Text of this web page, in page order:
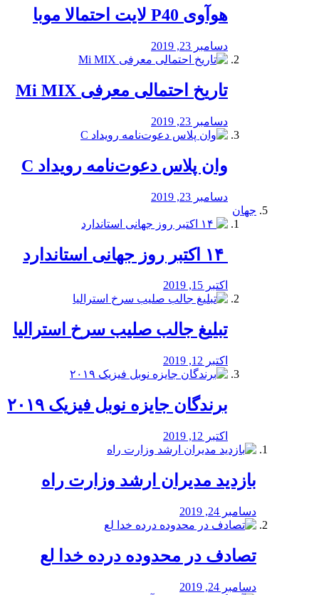
هوآوی P40 لایت احتمالا موبا
دسامبر 23, 2019
تاریخ احتمالی معرفی Mi MIX
دسامبر 23, 2019
وان پلاس دعوت‌نامه رویداد C
دسامبر 23, 2019
جهان
اکتبر 15, 2019
تبلیغ جالب صلیب سرخ استرالیا
اکتبر 12, 2019
برندگان جایزه نوبل فیزیک ۲۰۱۹
اکتبر 12, 2019
بازدید مدیران ارشد وزارت راه
دسامبر 24, 2019
تصادف در محدوده درده خدا لع
دسامبر 24, 2019